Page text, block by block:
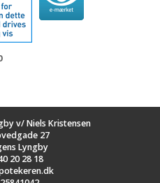
v/ Niels Kristensen
27
Lyngby
20 28 18